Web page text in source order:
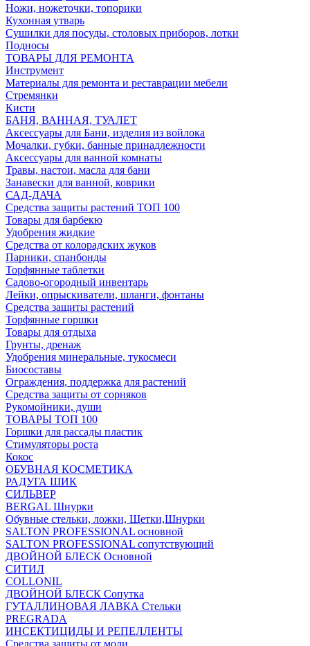
Ножи, ножеточки, топорики
Кухонная утварь
Сушилки для посуды, столовых приборов, лотки
Подносы
ТОВАРЫ ДЛЯ РЕМОНТА
Инструмент
Материалы для ремонта и реставрации мебели
Стремянки
Кисти
БАНЯ, ВАННАЯ, ТУАЛЕТ
Аксессуары для Бани, изделия из войлока
Мочалки, губки, банные принадлежности
Аксессуары для ванной комнаты
Травы, настои, масла для бани
Занавески для ванной, коврики
САД-ДАЧА
Средства защиты растений ТОП 100
Товары для барбекю
Удобрения жидкие
Средства от колорадских жуков
Парники, спанбонды
Торфянные таблетки
Садово-огородный инвентарь
Лейки, опрыскиватели, шланги, фонтаны
Средства защиты растений
Торфянные горшки
Товары для отдыха
Грунты, дренаж
Удобрения минеральные, тукосмеси
Биосоставы
Ограждения, поддержка для растений
Средства защиты от сорняков
Рукомойники, души
ТОВАРЫ ТОП 100
Горшки для рассады пластик
Стимуляторы роста
Кокос
ОБУВНАЯ КОСМЕТИКА
РАДУГА ШИК
СИЛЬВЕР
BERGAL Шнурки
Обувные стельки, ложки, Щетки,Шнурки
SALTON PROFESSIONAL основной
SALTON PROFESSIONAL сопутствующий
ДВОЙНОЙ БЛЕСК Основной
СИТИЛ
COLLONIL
ДВОЙНОЙ БЛЕСК Сопутка
ГУТАЛЛИНОВАЯ ЛАВКА Стельки
PREGRADA
ИНСЕКТИЦИДЫ И РЕПЕЛЛЕНТЫ
Средства защиты от моли